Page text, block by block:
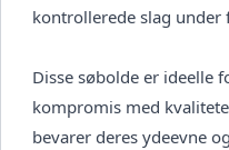
kontrollerede slag
Disse søbolde er ideelle
kompromis med
bevarer deres ydeevne